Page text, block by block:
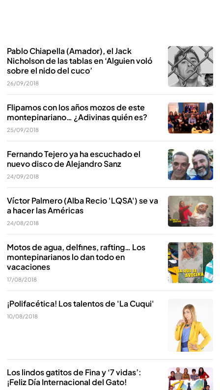
Pablo Chiapella (Amador), el Jack
Nicholson de las tablas en ‘Alguien voló
sobre el nido del cuco’
26/09/2018
Flipamos con los años mozos de este
montepinariano… ¿Adivinas quién es?
25/09/2018
Fernando Tejero ya ha escuchado el
nuevo disco de Alejandro Sanz
24/09/2018
Víctor Palmero (Alba Recio 'LQSA') se va
a hacer las Américas
24/08/2018
Motos de agua, delfines, rafting… Los
montepinarianos lo dan todo en
vacaciones
17/08/2018
¡Polifacética! Los talentos de 'La Cuqui'
10/08/2018
Los lindos gatitos de Fina y ‘7 vidas’:
¡Feliz Día Internacional del Gato!